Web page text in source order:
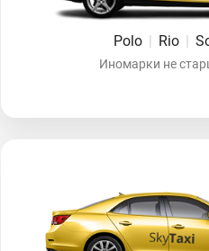
Polo | Rio |
Иномарки не